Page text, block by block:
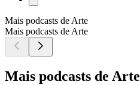
Mais podcasts de Arte
Mais podcasts de Arte
Mais podcasts de Arte